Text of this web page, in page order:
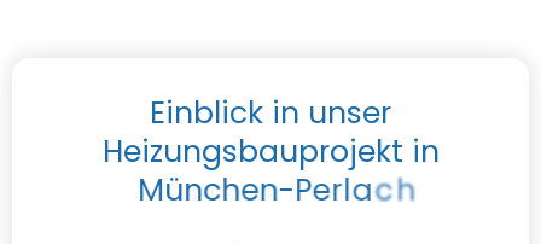
Einblick in unser
Heizungsbauprojekt in
München-Perlach